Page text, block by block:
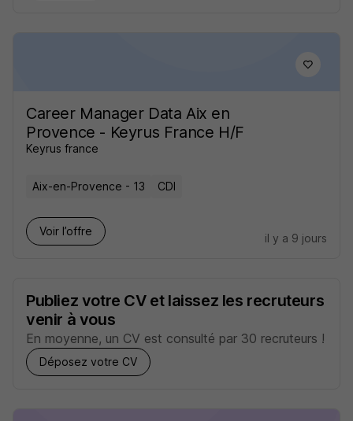
Career Manager Data Aix en
Provence - Keyrus France H/F
Keyrus france
Aix-en-Provence - 13 CDI
Voir l’offre
il y a 9 jours
Publiez votre CV et laissez les recruteurs
venir à vous
En moyenne, un CV est consulté par 30 recruteurs !
Déposez votre CV